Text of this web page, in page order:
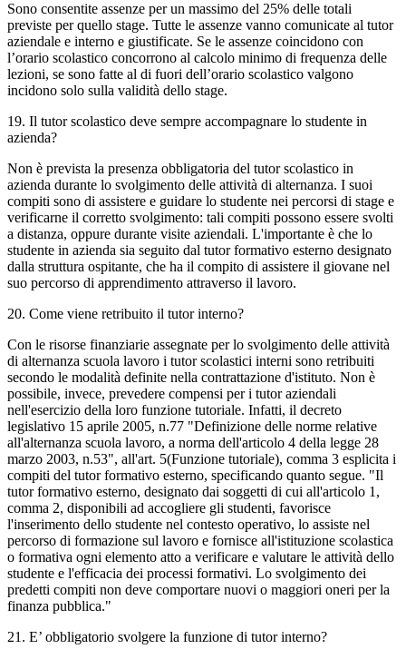
Sono consentite assenze per un massimo del 25% delle totali
previste per quello stage. Tutte le assenze vanno comunicate al tutor
aziendale e interno e giustificate. Se le assenze coincidono con
l’orario scolastico concorrono al calcolo minimo di frequenza delle
lezioni, se sono fatte al di fuori dell’orario scolastico valgono
incidono solo sulla validità dello stage.
19. Il tutor scolastico deve sempre accompagnare lo studente in
azienda?
Non è prevista la presenza obbligatoria del tutor scolastico in
azienda durante lo svolgimento delle attività di alternanza. I suoi
compiti sono di assistere e guidare lo studente nei percorsi di stage e
verificarne il corretto svolgimento: tali compiti possono essere svolti
a distanza, oppure durante visite aziendali. L'importante è che lo
studente in azienda sia seguito dal tutor formativo esterno designato
dalla struttura ospitante, che ha il compito di assistere il giovane nel
suo percorso di apprendimento attraverso il lavoro.
20. Come viene retribuito il tutor interno?
Con le risorse finanziarie assegnate per lo svolgimento delle attività
di alternanza scuola lavoro i tutor scolastici interni sono retribuiti
secondo le modalità definite nella contrattazione d'istituto. Non è
possibile, invece, prevedere compensi per i tutor aziendali
nell'esercizio della loro funzione tutoriale. Infatti, il decreto
legislativo 15 aprile 2005, n.77 "Definizione delle norme relative
all'alternanza scuola lavoro, a norma dell'articolo 4 della legge 28
marzo 2003, n.53", all'art. 5(Funzione tutoriale), comma 3 esplicita i
compiti del tutor formativo esterno, specificando quanto segue. "Il
tutor formativo esterno, designato dai soggetti di cui all'articolo 1,
comma 2, disponibili ad accogliere gli studenti, favorisce
l'inserimento dello studente nel contesto operativo, lo assiste nel
percorso di formazione sul lavoro e fornisce all'istituzione scolastica
o formativa ogni elemento atto a verificare e valutare le attività dello
studente e l'efficacia dei processi formativi. Lo svolgimento dei
predetti compiti non deve comportare nuovi o maggiori oneri per la
finanza pubblica."
21. E’ obbligatorio svolgere la funzione di tutor interno?